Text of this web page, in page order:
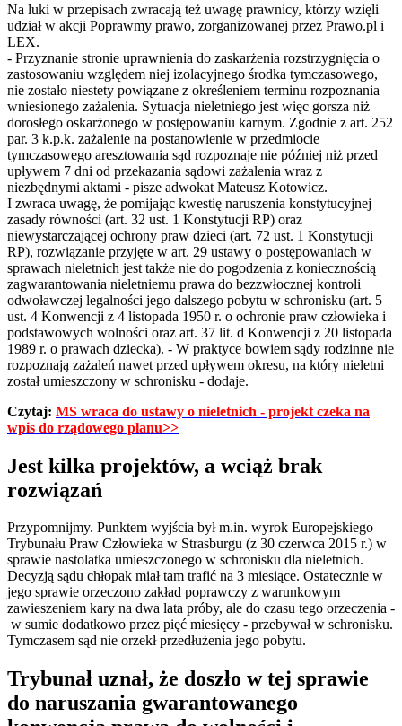
Na luki w przepisach zwracają też uwagę prawnicy, którzy wzięli
udział w akcji Poprawmy prawo, zorganizowanej przez Prawo.pl i
LEX.
- Przyznanie stronie uprawnienia do zaskarżenia rozstrzygnięcia o
zastosowaniu względem niej izolacyjnego środka tymczasowego,
nie zostało niestety powiązane z określeniem terminu rozpoznania
wniesionego zażalenia. Sytuacja nieletniego jest więc gorsza niż
dorosłego oskarżonego w postępowaniu karnym. Zgodnie z art. 252
par. 3 k.p.k. zażalenie na postanowienie w przedmiocie
tymczasowego aresztowania sąd rozpoznaje nie później niż przed
upływem 7 dni od przekazania sądowi zażalenia wraz z
niezbędnymi aktami - pisze adwokat Mateusz Kotowicz.
I zwraca uwagę, że pomijając kwestię naruszenia konstytucyjnej
zasady równości (art. 32 ust. 1 Konstytucji RP) oraz
niewystarczającej ochrony praw dzieci (art. 72 ust. 1 Konstytucji
RP), rozwiązanie przyjęte w art. 29 ustawy o postępowaniach w
sprawach nieletnich jest także nie do pogodzenia z koniecznością
zagwarantowania nieletniemu prawa do bezzwłocznej kontroli
odwoławczej legalności jego dalszego pobytu w schronisku (art. 5
ust. 4 Konwencji z 4 listopada 1950 r. o ochronie praw człowieka i
podstawowych wolności oraz art. 37 lit. d Konwencji z 20 listopada
1989 r. o prawach dziecka). - W praktyce bowiem sądy rodzinne nie
rozpoznają zażaleń nawet przed upływem okresu, na który nieletni
został umieszczony w schronisku - dodaje.
Czytaj: MS wraca do ustawy o nieletnich - projekt czeka na
wpis do rządowego planu>>
Jest kilka projektów, a wciąż brak
rozwiązań
Przypomnijmy. Punktem wyjścia był m.in. wyrok Europejskiego
Trybunału Praw Człowieka w Strasburgu (z 30 czerwca 2015 r.) w
sprawie nastolatka umieszczonego w schronisku dla nieletnich.
Decyzją sądu chłopak miał tam trafić na 3 miesiące. Ostatecznie w
jego sprawie orzeczono zakład poprawczy z warunkowym
zawieszeniem kary na dwa lata próby, ale do czasu tego orzeczenia -
w sumie dodatkowo przez pięć miesięcy - przebywał w schronisku.
Tymczasem sąd nie orzekł przedłużenia jego pobytu.
Trybunał uznał, że doszło w tej sprawie
do naruszania gwarantowanego